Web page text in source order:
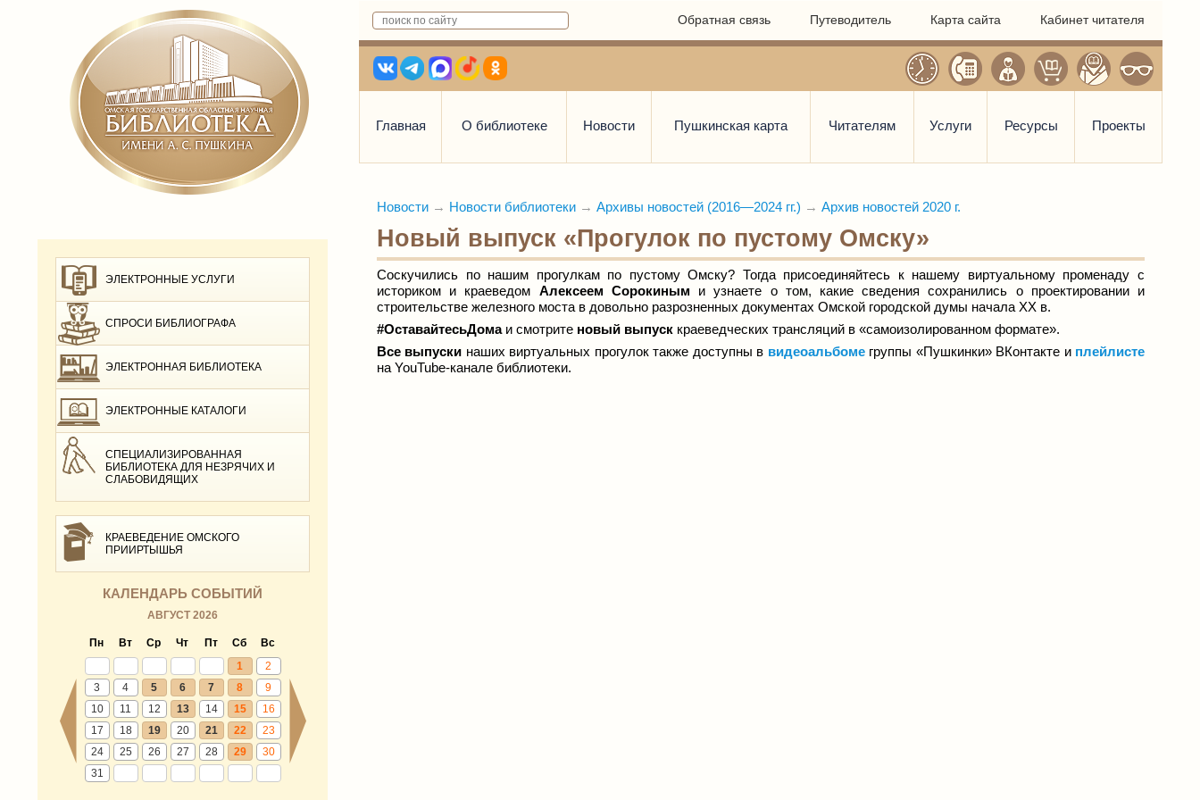
Обратная связь Путеводитель Карта сайта Кабинет читателя
Главная О библиотеке Новости Пушкинская карта Читателям Услуги Ресурсы Проекты
ЭЛЕКТРОННЫЕ УСЛУГИ
СПРОСИ БИБЛИОГРАФА
ЭЛЕКТРОННАЯ БИБЛИОТЕКА
ЭЛЕКТРОННЫЕ КАТАЛОГИ
СПЕЦИАЛИЗИРОВАННАЯ
БИБЛИОТЕКА ДЛЯ НЕЗРЯЧИХ И
СЛАБОВИДЯЩИХ
КРАЕВЕДЕНИЕ ОМСКОГО
ПРИИРТЫШЬЯ
КАЛЕНДАРЬ СОБЫТИЙ
АВГУСТ 2026
Пн Вт Ср Чт Пт Сб
Вс
1
2
3
4 5 6 7 8
9
10
11 12 13 14 15
16
17
18 19 20 21 22
23
24
25 26 27 28 29
30
31
Новости → Новости библиотеки → Архивы новостей (2016—2024 гг.) → Архив новостей 2020 г.
Новый выпуск «Прогулок по пустому Омску»
Соскучились по нашим прогулкам по пустому Омску? Тогда присоединяйтесь к нашему виртуальному променаду с
историком и краеведом Алексеем Сорокиным и узнаете о том, какие сведения сохранились о проектировании и
строительстве железного моста в довольно разрозненных документах Омской городской думы начала XX в.
#ОставайтесьДома и смотрите новый выпуск краеведческих трансляций в «самоизолированном формате».
Все выпуски наших виртуальных прогулок также доступны в видеоальбомегруппы «Пушкинки» ВКонтакте и плейлисте
на YouTube-канале библиотеки.